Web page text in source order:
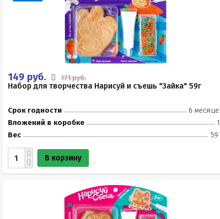
149 руб. 171 руб.
Набор для творчества Нарисуй и съешь "Зайка" 59г
Срок годности
6
Вложений в коробке
Вес
59
В корзину